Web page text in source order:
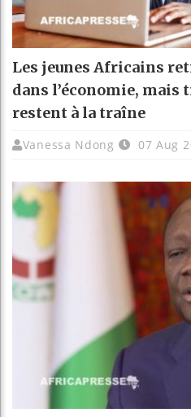
Les jeunes Africains
dans l’économie, mais
restent à la traîne
Vanessa Ndong 07 Aug